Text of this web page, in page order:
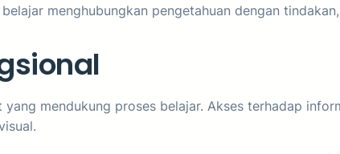
menghubungkan pengetahuan dengan
mendukung proses belajar. Akses terhadap